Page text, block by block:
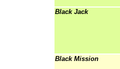
Black Jack
Black Mission